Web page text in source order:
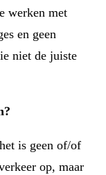
werken met
en geen
niet de juiste
is geen of/of
op, maar